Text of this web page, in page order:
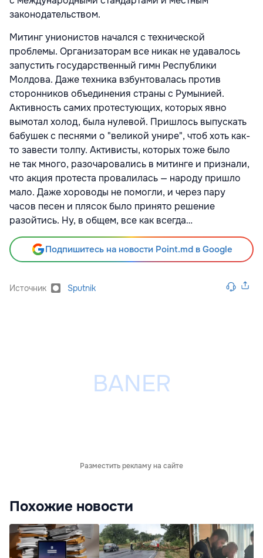
законодательством.
Митинг унионистов начался с технической
проблемы. Организаторам все никак не удавалось
запустить государственный гимн Республики
Молдова. Даже техника взбунтовалась против
сторонников объединения страны с Румынией.
Активность самих протестующих, которых явно
вымотал холод, была нулевой. Пришлось выпускать
бабушек с песнями о "великой унире", чтоб хоть как-
то завести толпу. Активисты, которых тоже было
не так много, разочаровались в митинге и признали,
что акция протеста провалилась — народу пришло
мало. Даже хороводы не помогли, и через пару
часов песен и плясок было принято решение
разойтись. Ну, в общем, все как всегда…
Подпишитесь на новости Point.md в Google
Источник Sputnik
Разместить рекламу на сайте
Похожие новости